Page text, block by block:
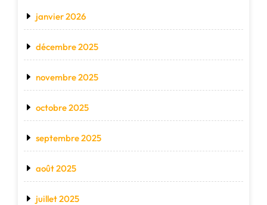
janvier 2026
décembre 2025
novembre 2025
octobre 2025
septembre 2025
août 2025
juillet 2025